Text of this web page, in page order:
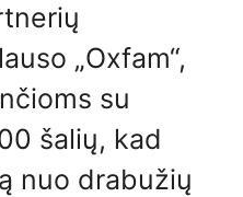
„Oxfam“,
su
šalių, kad
nuo drabužių